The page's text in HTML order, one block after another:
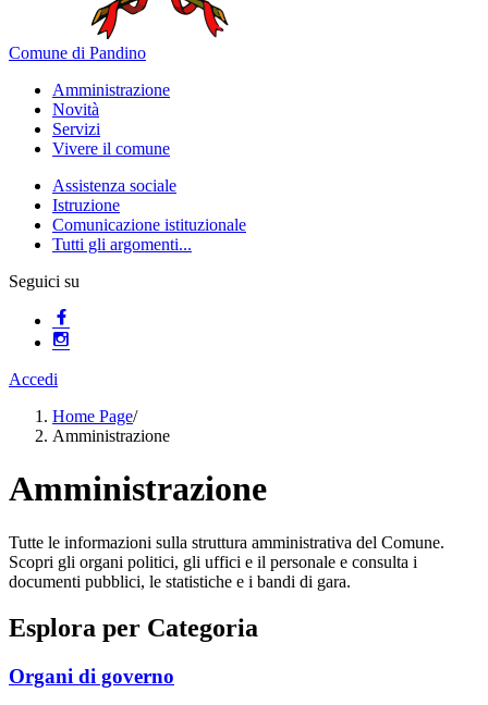
Comune di Pandino
Amministrazione
Novità
Servizi
Vivere il comune
Assistenza sociale
Istruzione
Comunicazione istituzionale
Tutti gli argomenti...
Seguici su
Accedi
Home Page/
Amministrazione
Amministrazione
Tutte le informazioni sulla struttura amministrativa del Comune.
Scopri gli organi politici, gli uffici e il personale e consulta i
documenti pubblici, le statistiche e i bandi di gara.
Esplora per Categoria
Organi di governo